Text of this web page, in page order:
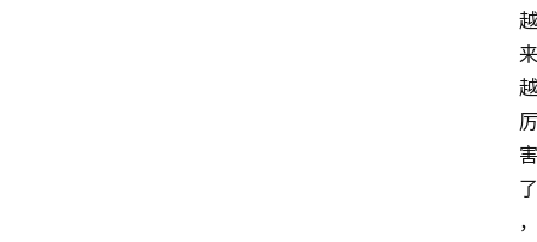
越
来
越
厉
害
了
，